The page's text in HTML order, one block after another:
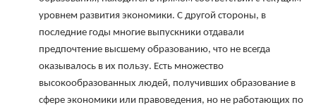
уровнем развития экономики. С другой стороны, в
последние годы многие выпускники отдавали
предпочтение высшему образованию, что не всегда
оказывалось в их пользу. Есть множество
высокообразованных людей, получивших образование в
сфере экономики или правоведения, но не работающих по